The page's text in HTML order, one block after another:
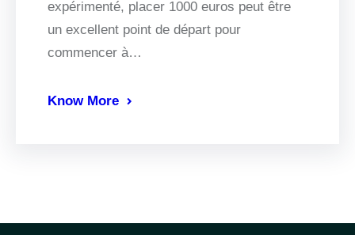
expérimenté, placer 1000 euros peut être
un excellent point de départ pour
commencer à…
Know More